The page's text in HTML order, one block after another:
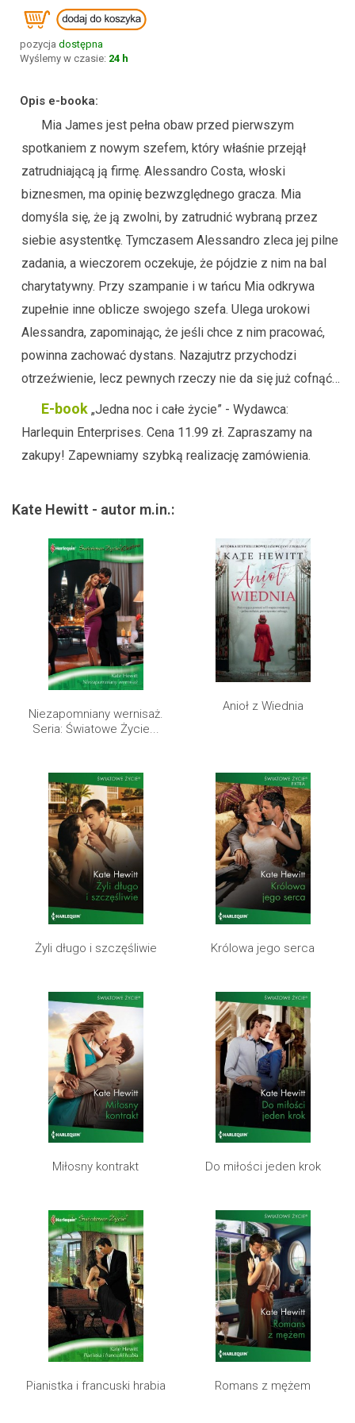
pozycja dostępna
Wyślemy w czasie: 24 h
Opis e-booka:
Mia James jest pełna obaw przed pierwszym
spotkaniem z nowym szefem, który właśnie przejął
zatrudniającą ją firmę. Alessandro Costa, włoski
biznesmen, ma opinię bezwzględnego gracza. Mia
domyśla się, że ją zwolni, by zatrudnić wybraną przez
siebie asystentkę. Tymczasem Alessandro zleca jej pilne
zadania, a wieczorem oczekuje, że pójdzie z nim na bal
charytatywny. Przy szampanie i w tańcu Mia odkrywa
zupełnie inne oblicze swojego szefa. Ulega urokowi
Alessandra, zapominając, że jeśli chce z nim pracować,
powinna zachować dystans. Nazajutrz przychodzi
otrzeźwienie, lecz pewnych rzeczy nie da się już cofnąć…
E-book „Jedna noc i całe życie” - Wydawca:
Harlequin Enterprises. Cena 11.99 zł. Zapraszamy na
zakupy! Zapewniamy szybką realizację zamówienia.
Kate Hewitt - autor m.in.:
Niezapomniany wernisaż.
Seria: Światowe Życie...
Anioł z Wiednia
Żyli długo i szczęśliwie Królowa jego serca
Miłosny kontrakt Do miłości jeden krok
Pianistka i francuski hrabia Romans z mężem